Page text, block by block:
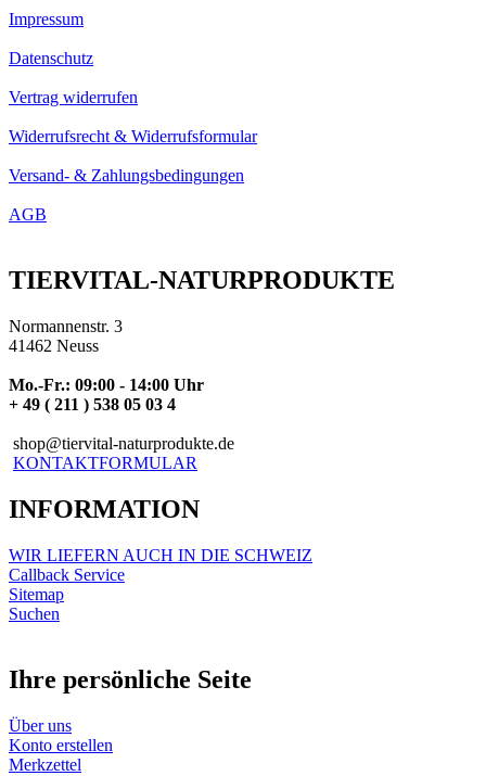
Impressum
Datenschutz
Vertrag widerrufen
Widerrufsrecht & Widerrufsformular
Versand- & Zahlungsbedingungen
AGB
TIERVITAL-NATURPRODUKTE
Normannenstr. 3
41462 Neuss
Mo.-Fr.: 09:00 - 14:00 Uhr
+ 49 ( 211 ) 538 05 03 4
shop@tiervital-naturprodukte.de
KONTAKTFORMULAR
INFORMATION
WIR LIEFERN AUCH IN DIE SCHWEIZ
Callback Service
Sitemap
Suchen
Ihre persönliche Seite
Über uns
Konto erstellen
Merkzettel